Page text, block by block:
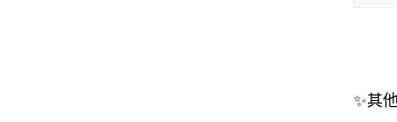
✨其